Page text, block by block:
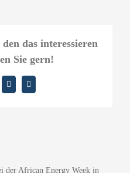
das interessieren
Sie gern!
LinkedIn
E-
Mail